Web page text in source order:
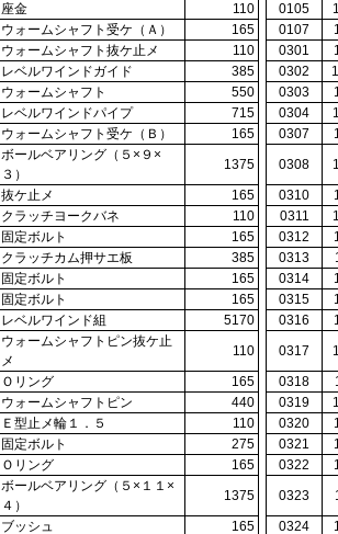
座金 110 0105
ウォームシャフト受ケ（Ａ） 165 0107
ウォームシャフト抜ケ止メ 110 0301
レベルワインドガイド 385 0302
ウォームシャフト 550 0303
レベルワインドパイプ 715 0304
ウォームシャフト受ケ（Ｂ） 165 0307
ボールベアリング（５×９×
３）
1375 0308
抜ケ止メ 165 0310
クラッチヨークバネ 110 0311
固定ボルト 165 0312
クラッチカム押サエ板 385 0313
固定ボルト 165 0314
固定ボルト 165 0315
レベルワインド組 5170 0316
ウォームシャフトピン抜ケ止
メ
110 0317
Ｏリング 165 0318
ウォームシャフトピン 440 0319
Ｅ型止メ輪１．５ 110 0320
固定ボルト 275 0321
Ｏリング 165 0322
ボールベアリング（５×１１×
４）
1375 0323
ブッシュ 165 0324